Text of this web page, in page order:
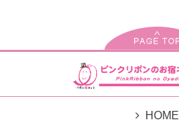
HOME